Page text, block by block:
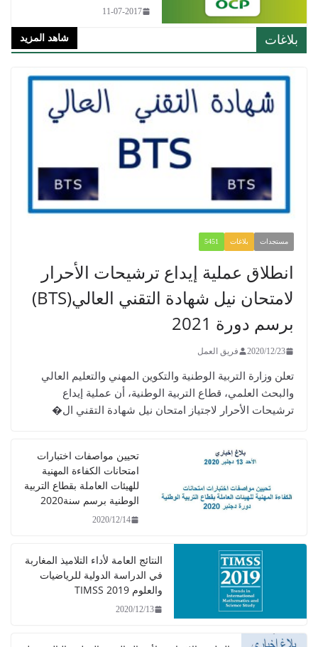
11-07-2017
شاهد المزيد
بلاغات 5451
عملية إيداع ترشيحات الأحرار
لامتحان نيل شهادة التقني العالي(BTS)
دورة 2021
2020/12/ فريق العمل
وزارة التربية الوطنية والتكوين المهني والتعليم العالي
العلمي، قطاع التربية الوطنية، أن عملية إيداع
الأحرار لاجتياز امتحان نيل شهادة التقني ال�
تحيين مواصفات اختبارات
امتحانات الكفاءة المهنية
للهيئات العاملة بقطاع التربية
الوطنية برسم سنة2020
2020/12/14
النتائج العامة لأداء التلاميذ المغاربة
في الدراسة الدولية للرياضيات
2020/12/13